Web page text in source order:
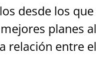
desde los
planes
relación entre